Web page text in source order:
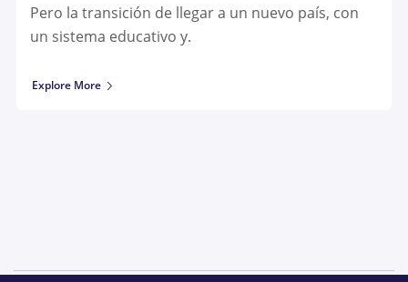
Pero la transición de llegar a un nuevo país, con
un sistema educativo y.
Explore More